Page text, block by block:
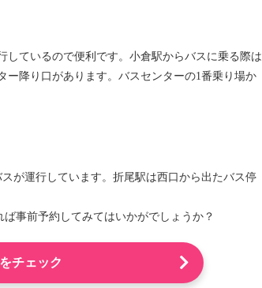
しているので便利です。小倉駅からバスに乗る際は
ー降り口があります。バスセンターの1番乗り場か
が運行しています。折尾駅は西口から出たバス停
事前予約してみてはいかがでしょうか？
チェック